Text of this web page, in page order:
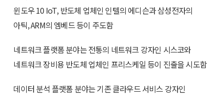
윈도우 10 IoT, 반도체 업체인 인텔의 에디슨과 삼성전자의
아틱, ARM의 엠베드 등이 주도함
네트워크 플랫폼 분야는 전통의 네트워크 강자인 시스코와
네트워크 장비용 반도체 업체인 프리스케일 등이 진출을 시도함
데이터 분석 플랫폼 분야는 기존 클라우드 서비스 강자인